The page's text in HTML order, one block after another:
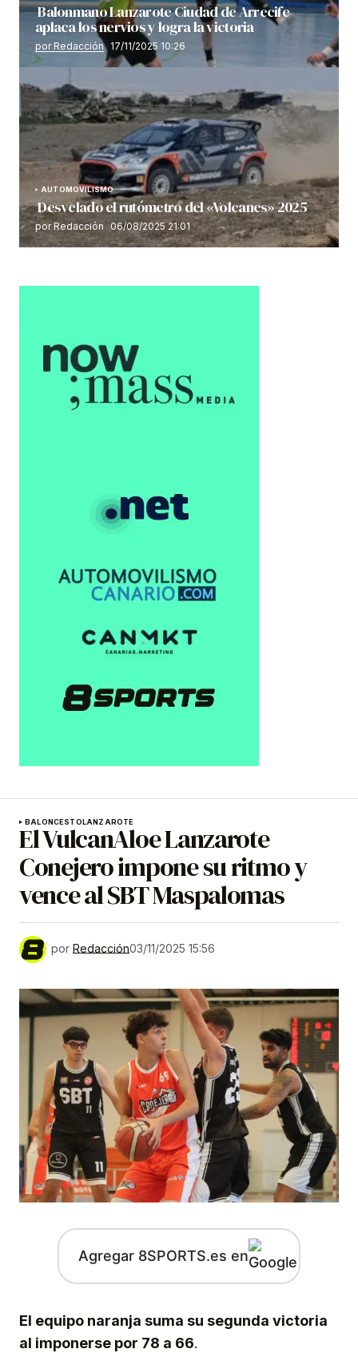
Balonmano Lanzarote Ciudad de Arrecife
aplaca los nervios y logra la victoria
por Redacción 17/11/2025 10:26
AUTOMOVILISMO
Desvelado el rutómetro del «Volcanes» 2025
por Redacción 06/08/2025 21:01
BALONCESTOLANZAROTE
El VulcanAloe Lanzarote
Conejero impone su ritmo y
vence al SBT Maspalomas
por Redacción03/11/2025 15:56
Agregar 8SPORTS.es en
El equipo naranja suma su segunda victoria
al imponerse por 78 a 66.